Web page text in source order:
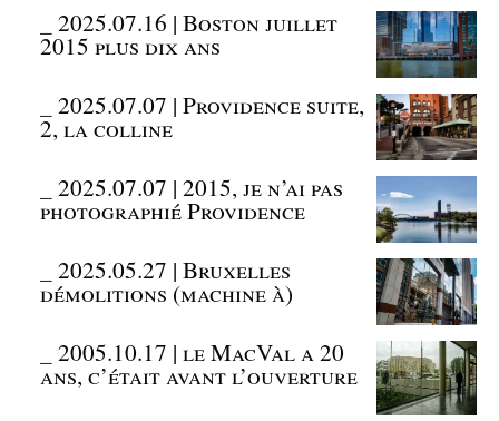
_2025.07.16 | Boston juillet
2015 plus dix ans
_2025.07.07 | Providence suite,
2, la colline
_2025.07.07 | 2015, je n’ai pas
photographié Providence
_2025.05.27 | Bruxelles
démolitions (machine à)
_2005.10.17 | le MacVal a 20
ans, c’était avant l’ouverture